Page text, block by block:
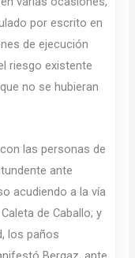
por escrito en
de ejecución
riesgo existente
no se hubieran
las personas de
ante
acudiendo a la vía
de Caballo; y
los paños